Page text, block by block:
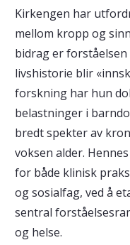
Kirkengen har
mellom kropp og
bidrag er
livshistorie blir
forskning har hun
belastninger i
bredt spekter av
voksen alder.
for både klinisk
og sosialfag, ved å
sentral
og helse.